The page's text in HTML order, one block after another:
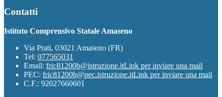
Contatti
Istituto Comprensivo Statale Amaseno
Via Prati, 03021 Amaseno (FR)
Tel: 077565031
Email: fric81200b@istruzione.itLink per inviare una mail
PEC: fric81200b@pec.istruzione.itLink per inviare una mail
C.F.: 92027660601